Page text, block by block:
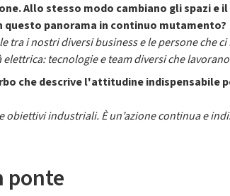
Allo stesso modo cambiano gli spazi e
questo panorama in continuo mutamento?
i nostri diversi business e le persone che
tecnologie e team diversi che
che descrive l'attitudine indispensabile
industriali. È un’azione continua e
ponte